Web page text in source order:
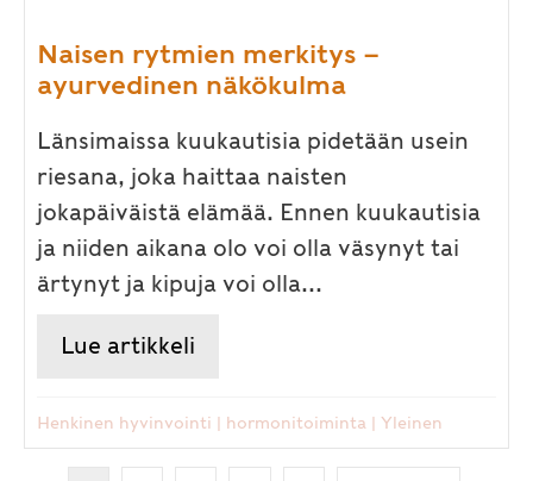
Naisen rytmien merkitys –
ayurvedinen näkökulma
Länsimaissa kuukautisia pidetään usein
riesana, joka haittaa naisten
jokapäiväistä elämää. Ennen kuukautisia
ja niiden aikana olo voi olla väsynyt tai
ärtynyt ja kipuja voi olla...
Lue artikkeli
Henkinen hyvinvointi | hormonitoiminta | Yleinen